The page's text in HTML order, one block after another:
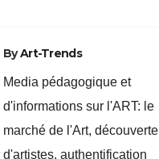
ByArt-Trends
Media pédagogique et
d'informations sur l'ART: le
marché de l'Art, découverte
d'artistes, authentification